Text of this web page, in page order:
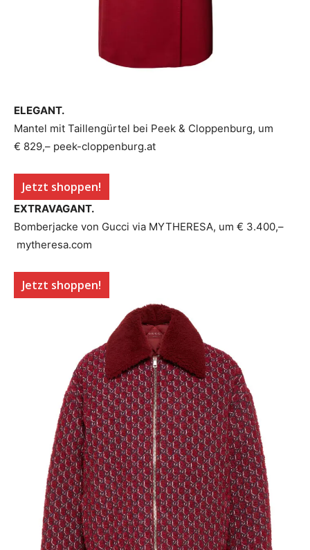
ELEGANT.
Mantel mit Taillengürtel bei Peek & Cloppenburg, um
€ 829,– peek-cloppenburg.at
Jetzt shoppen!
EXTRAVAGANT.
Bomberjacke von Gucci via MYTHERESA, um € 3.400,–
mytheresa.com
Jetzt shoppen!